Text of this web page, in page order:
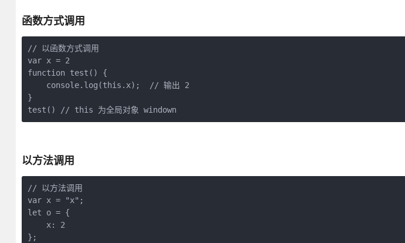
函数方式调用
// 以函数方式调用
var x = 2
function test() {
    console.log(this.x);  // 输出 2
}
test() // this 为全局对象 windown
以方法调用
// 以方法调用
var x = "x";
let o = {
    x: 2
};